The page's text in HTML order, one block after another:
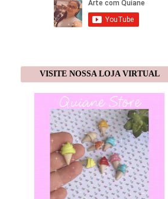
VISITE NOSSA LOJA VIRTUAL